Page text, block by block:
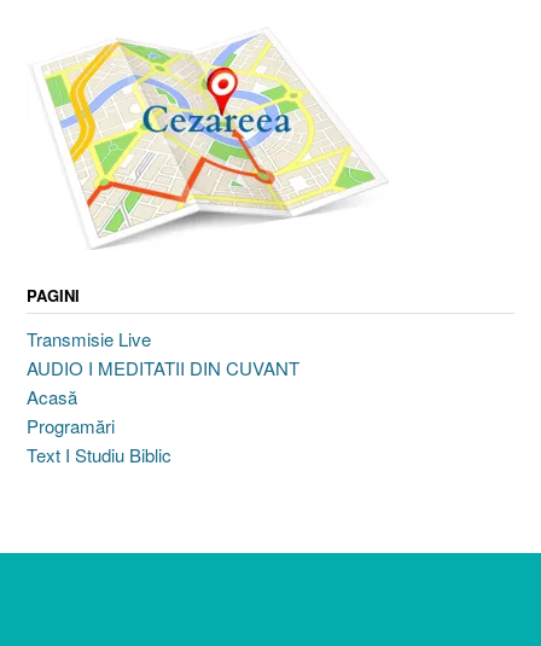
PAGINI
Transmisie Live
AUDIO I MEDITATII DIN CUVANT
Acasă
Programări
Text I Studiu Biblic